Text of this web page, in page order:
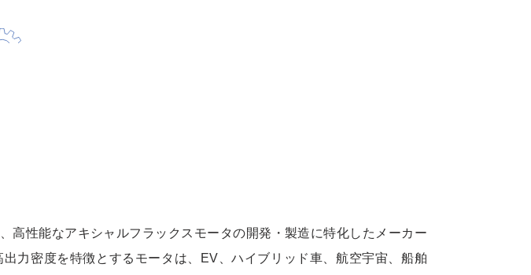
高性能なアキシャルフラックスモータの開発・製造に特化したメーカー
出力密度を特徴とするモータは、EV、ハイブリッド車、航空宇宙、船舶